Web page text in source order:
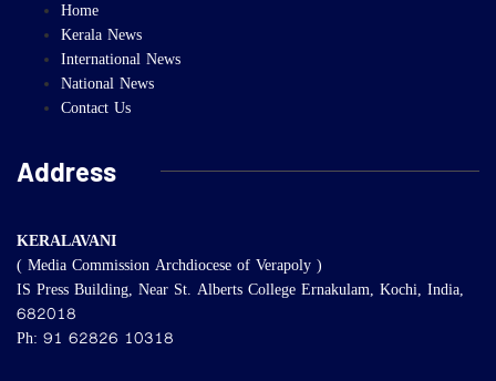
Home
Kerala News
International News
National News
Contact Us
Address
KERALAVANI
( Media Commission Archdiocese of Verapoly )
IS Press Building, Near St. Alberts College Ernakulam, Kochi, India,
682018
Ph: 91 62826 10318